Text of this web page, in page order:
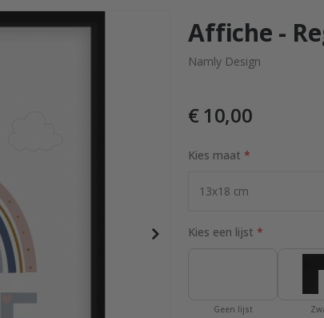
✔
Set van 3
24,00 €
Affiche -
Namly Design
€ 10,00
Kies maat
Kies een lijst
Geen lijst